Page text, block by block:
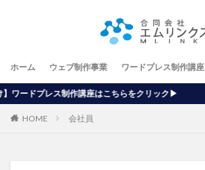
ホーム ウェブ制作事業 ワードプレス制作講座
はこちらをクリック▶
HOME 会社員